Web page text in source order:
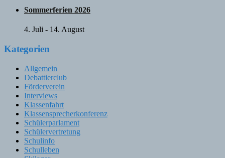
Sommerferien 2026
4. Juli - 14. August
Kategorien
Allgemein
Debattierclub
Förderverein
Interviews
Klassenfahrt
Klassensprecherkonferenz
Schülerparlament
Schülervertretung
Schulinfo
Schulleben